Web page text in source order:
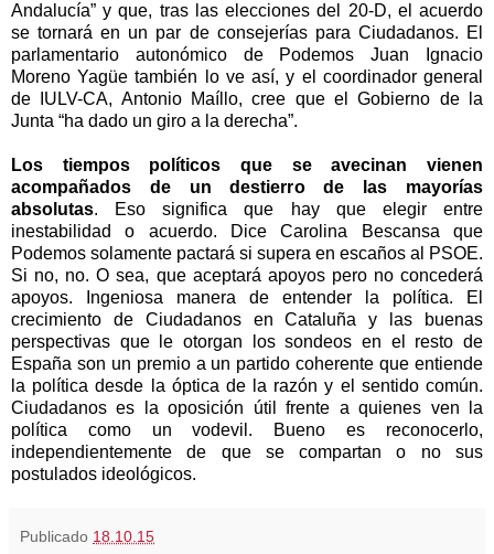
Andalucía” y que, tras las elecciones del 20-D, el acuerdo
se tornará en un par de consejerías para Ciudadanos. El
parlamentario autonómico de Podemos Juan Ignacio
Moreno Yagüe también lo ve así, y el coordinador general
de IULV-CA, Antonio Maíllo, cree que el Gobierno de
la
Junta “ha dado un giro a la derecha”.
Los tiempos políticos que se avecinan vienen
acompañados de un destierro de las mayorías
absolutas. Eso significa que hay que elegir entre
inestabilidad o acuerdo. Dice Carolina Bescansa que
Podemos solamente pactará si supera en escaños al PSOE.
Si no, no. O sea, que aceptará apoyos pero no concederá
apoyos. Ingeniosa manera de entender la política. El
crecimiento de Ciudadanos en Cataluña y las buenas
perspectivas que le otorgan los sondeos en el resto de
España son un premio a un partido coherente que entiende
la política desde la óptica de la razón y el sentido común.
Ciudadanos es la oposición útil frente a quienes ven la
política como un vodevil. Bueno es reconocerlo,
independientemente de que se compartan o no sus
postulados ideológicos.
Publicado 18.10.15